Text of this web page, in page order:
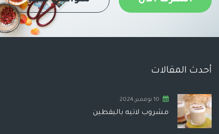
أحدث المقالات
10 نوفمبر,2024
مشروب لاتيه باليقطين